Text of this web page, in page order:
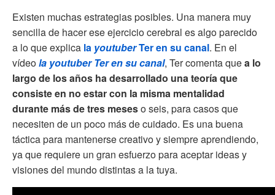
Existen muchas estrategias posibles. Una manera muy
sencilla de hacer ese ejercicio cerebral es algo parecido
a lo que explica la youtuberTer en su canal. En el
vídeola youtuberTer en su canal, Ter comenta quea lo
largo de los años ha desarrollado una teoría que
consiste en no estar con la misma mentalidad
durante más de tres meseso seis, para casos que
necesiten de un poco más de cuidado. Es una buena
táctica para mantenerse creativo y siempre aprendiendo,
ya que requiere un gran esfuerzo para aceptar ideas y
visiones del mundo distintas a la tuya.